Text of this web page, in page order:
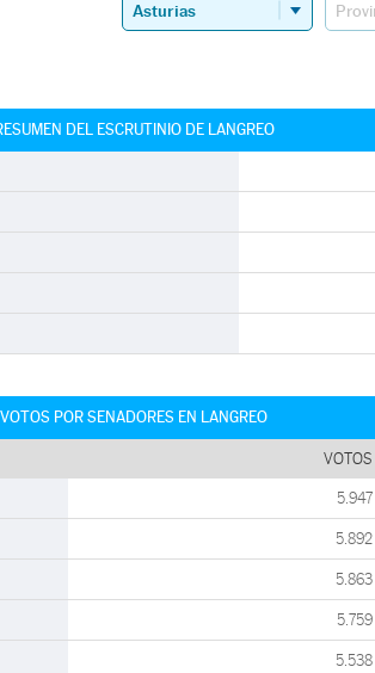
DEL ESCRUTINIO DE LANGREO
VOTOS POR SENADORES EN LANGREO
VOTOS
5.947
5.892
5.863
5.759
5.538